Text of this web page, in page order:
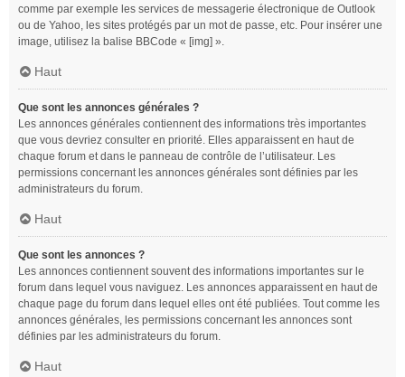
comme par exemple les services de messagerie électronique de Outlook
ou de Yahoo, les sites protégés par un mot de passe, etc. Pour insérer une
image, utilisez la balise BBCode « [img] ».
Haut
Que sont les annonces générales ?
Les annonces générales contiennent des informations très importantes
que vous devriez consulter en priorité. Elles apparaissent en haut de
chaque forum et dans le panneau de contrôle de l’utilisateur. Les
permissions concernant les annonces générales sont définies par les
administrateurs du forum.
Haut
Que sont les annonces ?
Les annonces contiennent souvent des informations importantes sur le
forum dans lequel vous naviguez. Les annonces apparaissent en haut de
chaque page du forum dans lequel elles ont été publiées. Tout comme les
annonces générales, les permissions concernant les annonces sont
définies par les administrateurs du forum.
Haut